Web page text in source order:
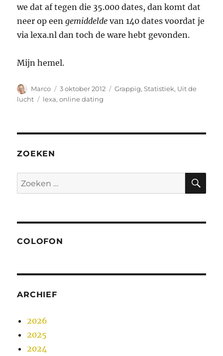
we dat af tegen die 35.000 dates, dan komt dat
neer op eengemiddelde van 140 dates voordat je
via lexa.nl dan toch de ware hebt gevonden.
Mijn hemel.
Auteur
Marco
Geplaatst
op
3 oktober 2012 Categorieën
Grappig,Statistiek, Uit de
lucht
Tags
lexa,online dating
ZOEKEN
Zoeken
naar:
COLOFON
ARCHIEF
2026
2025
2024